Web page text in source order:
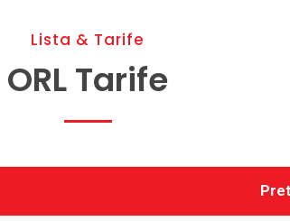
Lista & Tarife
ORL Tarife
Pret